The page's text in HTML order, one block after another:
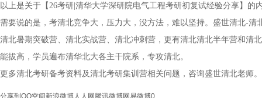
以上是关于【26考研|清华大学深研院电气工程考研初复试经验分享】
需要说的是，考清北竞争大，压力大，没方法，难以坚持。盛世清北-
清北暑期突破营、清北实战营、清北冲刺营，更有清北清北半年营和清
能拔高，学员遍布清华北大各主干院系，专攻清北。
更多清北考研备考资料及清北考研集训营相关问题，咨询盛世清北老师。
分享到 QQ空间 新浪微博人人网 腾讯微博网易微博0